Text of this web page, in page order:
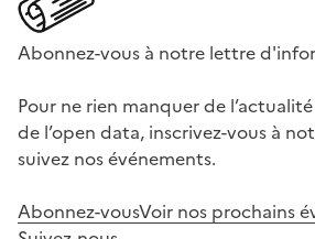
Abonnez-vous à notre lettre
Pour ne rien manquer de
de l’open data, inscrivez-vous à
suivez nos événements.
Abonnez-vousVoir nos prochains